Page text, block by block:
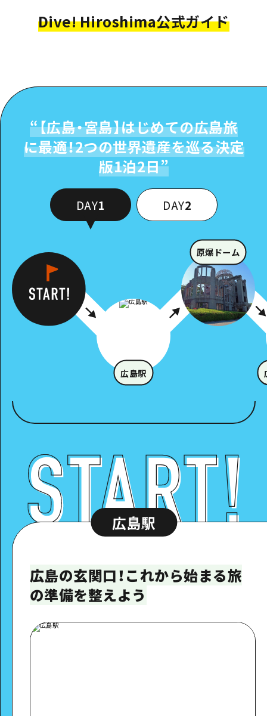
Dive! Hiroshima公式ガイド
“【広島・宮島】はじめての広島旅
に最適！2つの世界遺産を巡る決定
版1泊2日”
DAY1 DAY2
広島駅
原爆ドーム
広島駅
広島の玄関口！これから始まる旅
の準備を整えよう